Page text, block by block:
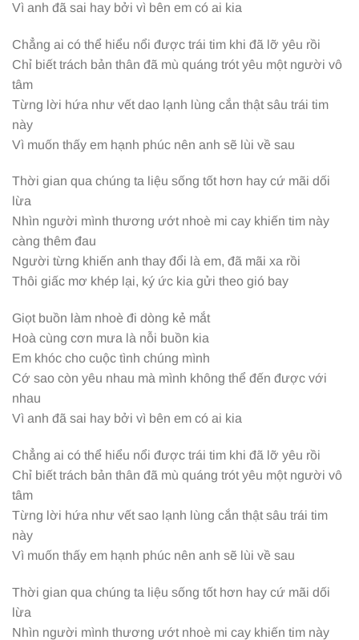
Vì anh đã sai hay bởi vì bên em có ai kia
Chẳng ai có thể hiểu nổi được trái tim khi đã lỡ yêu rồi
Chỉ biết trách bản thân đã mù quáng trót yêu một người vô
tâm
Từng lời hứa như vết dao lạnh lùng cắn thật sâu trái tim
này
Vì muốn thấy em hạnh phúc nên anh sẽ lùi về sau
Thời gian qua chúng ta liệu sống tốt hơn hay cứ mãi dối
lừa
Nhìn người mình thương ướt nhoè mi cay khiến tim này
càng thêm đau
Người từng khiến anh thay đổi là em, đã mãi xa rồi
Thôi giấc mơ khép lại, ký ức kia gửi theo gió bay
Giọt buồn làm nhoè đi dòng kẻ mắt
Hoà cùng cơn mưa là nỗi buồn kia
Em khóc cho cuộc tình chúng mình
Cớ sao còn yêu nhau mà mình không thể đến được với
nhau
Vì anh đã sai hay bởi vì bên em có ai kia
Chẳng ai có thể hiểu nổi được trái tim khi đã lỡ yêu rồi
Chỉ biết trách bản thân đã mù quáng trót yêu một người vô
tâm
Từng lời hứa như vết sao lạnh lùng cắn thật sâu trái tim
này
Vì muốn thấy em hạnh phúc nên anh sẽ lùi về sau
Thời gian qua chúng ta liệu sống tốt hơn hay cứ mãi dối
lừa
Nhìn người mình thương ướt nhoè mi cay khiến tim này